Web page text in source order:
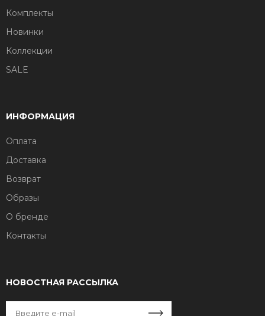
Комплекты
Новинки
Коллекции
SALE
ИНФОРМАЦИЯ
Оплата
Доставка
Возврат
Образы
О бренде
Контакты
НОВОСТНАЯ РАССЫЛКА